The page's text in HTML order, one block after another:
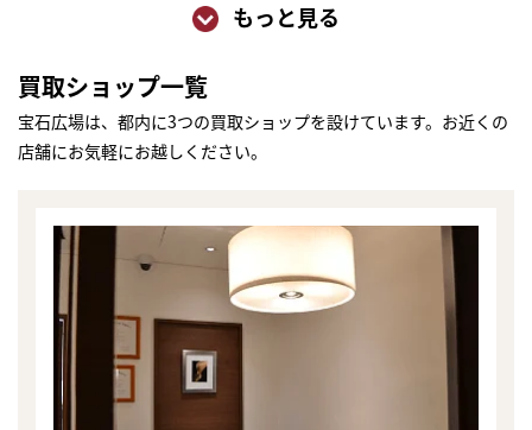
もっと見る
買取ショップ一覧
宝石広場は、都内に3つの買取ショップを設けています。お近くの
店舗にお気軽にお越しください。